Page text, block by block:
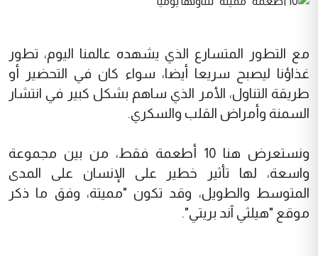
مع التطور المتسارع الذي يشهده عالمنا اليوم، تطور
غذاؤنا ليصبح سريعا أيضا، سواء كان في التحضير أو
طريقة التناول، الأمر الذي ساهم بشكل كبير في انتشار
السمنة وأمراض القلب والسكري.
ونستعرض هنا 10 أطعمة فقط، من بين مجموعة
واسعة، لها تأثير خطير على الإنسان على المدى
المتوسط والطويل، وقد تكون "مميتة، وفق ما ذكر
موقع "هيلثي آند بريتي".